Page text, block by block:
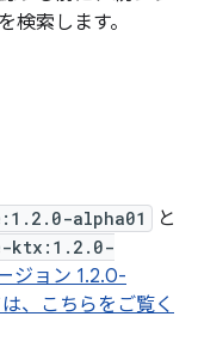
検索します。
alpha01 と
ktx:1.2.0-
ジョン 1.2.0-
、こちらをご覧く